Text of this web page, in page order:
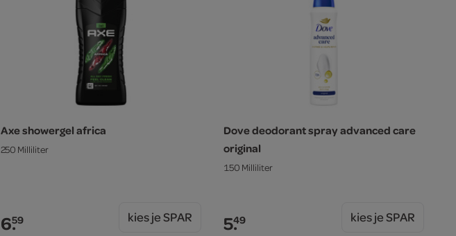
Axe showergel africa
250 Milliliter
6.59 kies je SPAR
Dove deodorant spray advanced care
original
150 Milliliter
5.49 kies je SPAR